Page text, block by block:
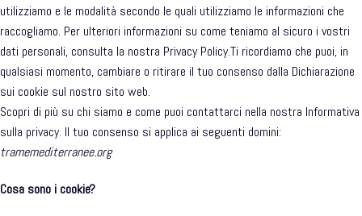
utilizziamo e le modalità secondo le quali utilizziamo le informazioni che
raccogliamo. Per ulteriori informazioni su come teniamo al sicuro i vostri
dati personali, consulta la nostra Privacy Policy.Ti ricordiamo che puoi, in
qualsiasi momento, cambiare o ritirare il tuo consenso dalla Dichiarazione
sui cookie sul nostro sito web.
Scopri di più su chi siamo e come puoi contattarci nella nostra Informativa
sulla privacy. Il tuo consenso si applica ai seguenti domini:
tramemediterranee.org
Cosa sono i cookie?